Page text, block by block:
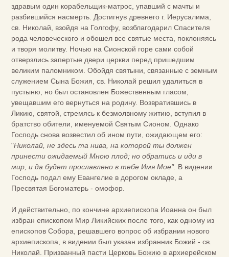
здравым один корабельщик-матрос, упавший с мачты и
разбившийся насмерть. Достигнув древнего г. Иерусалима,
св. Николай, взойдя на Голгофу, возблагодарил Спасителя
рода человеческого и обошел все святые места, поклоняясь
и творя молитву. Ночью на Сионской горе сами собой
отверзлись запертые двери церкви перед пришедшим
великим паломником. Обойдя святыни, связанные с земным
служением Сына Божия, св. Николай решил удалиться в
пустыню, но был остановлен Божественным гласом,
увещавшим его вернуться на родину. Возвратившись в
Ликию, святой, стремясь к безмолвному житию, вступил в
братство обители, именуемой Святым Сионом. Однако
Господь снова возвестил об ином пути, ожидающем его:
"Николай, не здесь та нива, на которой ты должен
принести ожидаемый Мною плод; но обратись и иди в
мир, и да будет прославлено в тебе Имя Мое". В видении
Господь подал ему Евангелие в дорогом окладе, а
Пресвятая Богоматерь - омофор.
И действительно, по кончине архиепископа Иоанна он был
избран епископом Мир Ликийских после того, как одному из
епископов Собора, решавшего вопрос об избрании нового
архиепископа, в видении был указан избранник Божий - св.
Николай. Призванный пасти Церковь Божию в архиерейском